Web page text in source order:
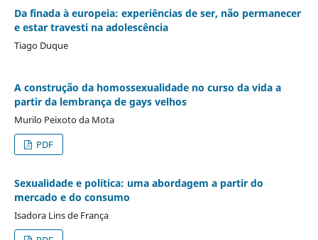
Da finada à europeia: experiências de ser, não permanecer
e estar travesti na adolescência
Tiago Duque
A construção da homossexualidade no curso da vida a
partir da lembrança de gays velhos
Murilo Peixoto da Mota
PDF
Sexualidade e política: uma abordagem a partir do
mercado e do consumo
Isadora Lins de França